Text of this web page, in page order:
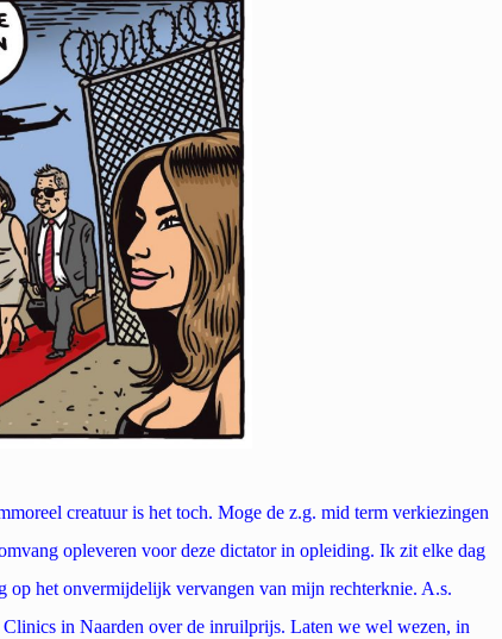
creatuur is het toch. Moge de z.g. mid term verkiezingen
opleveren voor deze dictator in opleiding. Ik zit elke dag
op het onvermijdelijk vervangen van mijn rechterknie. A.s.
in Naarden over de inruilprijs. Laten we wel wezen, in